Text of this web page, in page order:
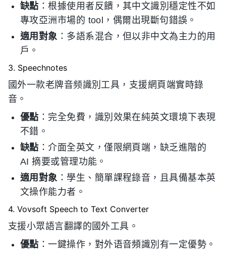
缺點 ：根據使用者反饋，其中文識別穩定性不如
專攻亞洲市場的 tool，偶爾出現斷句錯誤。
適用對象 ：多語系混合，但以非中文為主力的用
戶。
3. Speechnotes
國外一款老牌音频識別工具，支援網頁端實時錄
音。
優點 ：完全免費，識別效果在純英文環境下表現
不錯。
缺點 ：介面全英文，僅限網頁端，缺乏進階的
AI 摘要或管理功能。
適用對象 ：學生、簡單課程錄音，且具備基本英
文操作能力者。
4. Vovsoft Speech to Text Converter
支援小眾語言翻譯的國外工具。
優點 ：一鍵操作，對外语音頻識別有一定優勢。